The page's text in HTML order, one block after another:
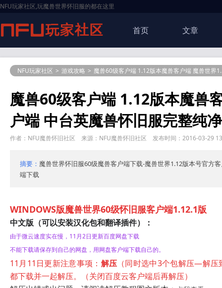
NFU玩家社区,玩魔兽世界怀旧服的都在这里
首页 文章
NFU玩家社区 > 游戏攻略 > 魔兽60级客户端 1.12版本魔兽客户端 魔兽世界
魔兽60级客户端 1.12版本魔兽
户端 中台英魔兽怀旧服完整纯
作者：NFU魔兽怀旧社区 来源：NFU魔兽怀旧社区 发布时间：2016-03-29
摘要： 魔兽世界怀旧服60级魔兽客户端下载-魔兽世界1.12版本号官方
端下载
WINDOWS版魔兽世界60级怀旧服客户端1.12.1版
中文版（可以安装汉化包和翻译插件）：
由于微云速度实在慢，11月2日更新百度网盘下载
不能下载请保存到自己的网盘，用网盘客户端下载自己的。
11月11日更新注意事项： 解压 （同时选中3个包解压—解
都下载并一起解压。（关闭百度云客户端后再解压）